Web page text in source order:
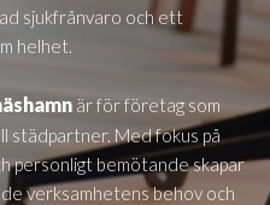
sjukfrånvaro och ett
helhet.
är för företag som
städpartner. Med fokus på
personligt bemötande skapar
verksamhetens behov och